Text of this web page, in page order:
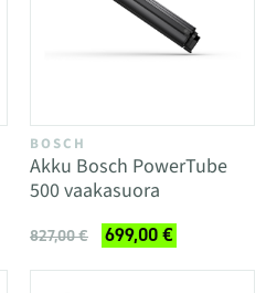
BOSCH
Akku Bosch PowerTube
500 vaakasuora
827,00 € 699,00 €